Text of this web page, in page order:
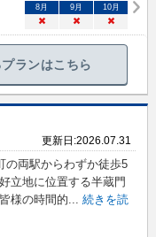
8月 9月 10月
× × ×
ランはこちら
更新日:2026.07.31
の両駅からわずか徒歩5
立地に位置する半蔵門
様の時間的
続きを読